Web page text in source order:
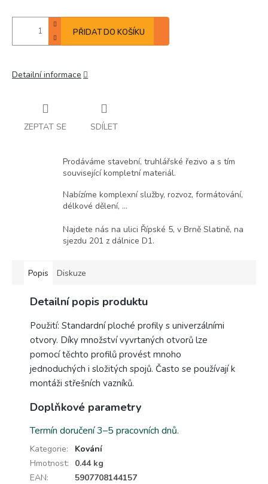
PŘIDAT DO KOŠÍKU
Detailní informace
ZEPTAT SE SDÍLET
Prodáváme stavební, truhlářské řezivo a s tím
související kompletní materiál.
Nabízíme komplexní služby, rozvoz, formátování,
délkové dělení, ...
Najdete nás na ulici Řípské 5, v Brně Slatině, na
sjezdu 201 z dálnice D1.
Popis Diskuze
Detailní popis produktu
Použití: Standardní ploché profily s univerzálními
otvory. Díky množství vyvrtaných otvorů lze
pomocí těchto profilů provést mnoho
jednoduchých i složitých spojů. Často se používají k
montáži střešních vazníků.
Doplňkové parametry
Termín doručení 3–5 pracovních dnů.
Kategorie:
Kování
Hmotnost:
0.44 kg
EAN: 5907708144157